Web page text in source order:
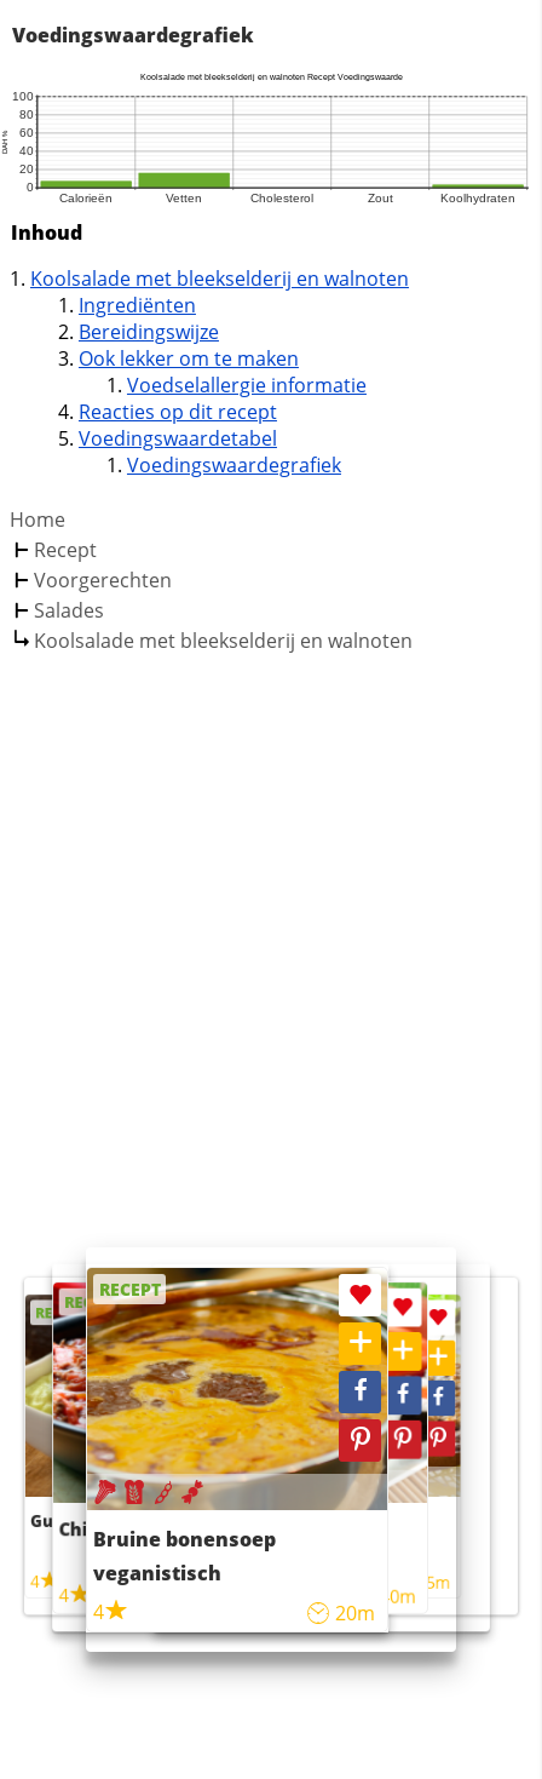
Voedingswaardegrafiek
Inhoud
Koolsalade met bleekselderij en walnoten
Ingrediënten
Bereidingswijze
Ook lekker om te maken
Voedselallergie informatie
Reacties op dit recept
Voedingswaardetabel
Voedingswaardegrafiek
Home
Recept
Voorgerechten
Salades
Koolsalade met bleekselderij en walnoten
RECEPT
Guacamole
4
RECEPT
Chili con carne
4 45m
RECEPT
Bruine bonensoep
veganistisch
4
20m
RECEPT
Sushi rijstsalade
maaltijdsalade
40m
RECEPT
4 55m